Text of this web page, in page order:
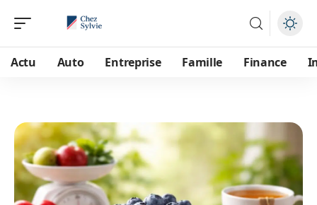
Actu Auto Entreprise Famille Finance